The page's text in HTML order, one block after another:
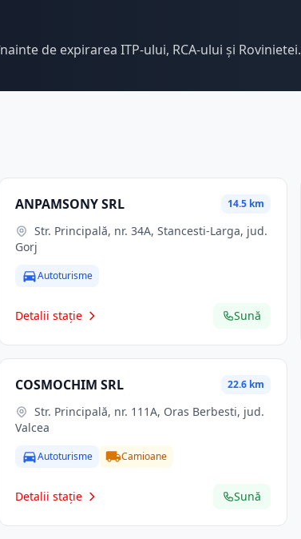
de expirarea ITP-ului, RCA-ului și Rovinietei.
ANPAMSONY SRL 14.5 km
Gorj
Autoturisme
Detalii stație Sună
COSMOCHIM SRL 22.6 km
Valcea
Autoturisme Camioane
Detalii stație Sună